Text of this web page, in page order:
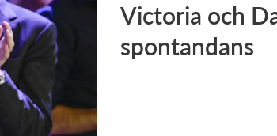
Victoria och
spontandans